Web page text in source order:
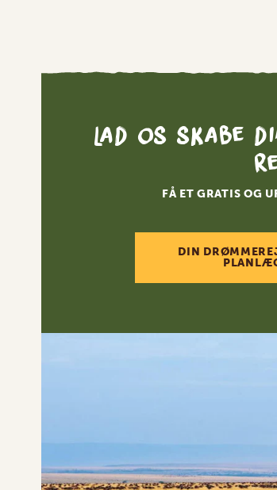
Lad os skabe
FÅ ET GRATIS OG
DIN